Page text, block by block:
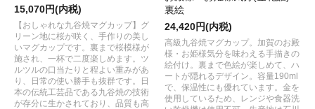
15,070円(内税)
【おしゃれな九谷焼マグカップ】グ
リーン地に桜が咲く、手作りの美し
いマグカップです。裏まで桜模様が
施され、一杯で二度楽しめます。ツ
ルツルの口当たりと程よい重みがあ
り、日常の使い勝手も抜群です。日
本の伝統工芸品である九谷焼の技術
が存分に生かされており、品質も高
裏絵
24,420円(内税)
高級九谷焼マグカップ。加賀のお殿
様・お姫様気分を味わえる手描きの
絵付け。裏まで色絵が楽しめて、ハ
ートが隠れるデザイン。容量190ml
で、保温性にも優れています。金を
使用しているため、レンジや食器洗